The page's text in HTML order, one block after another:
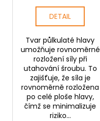
DETAIL
Tvar půlkulaté hlavy
umožňuje rovnoměrné
rozložení síly při
utahování šroubu. To
zajišťuje, že síla je
rovnoměrně rozložena
po celé ploše hlavy,
čímž se minimalizuje
riziko...